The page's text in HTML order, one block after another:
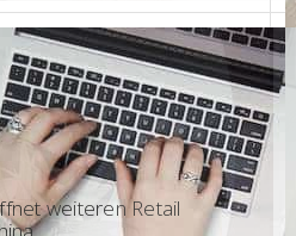
weiteren Retail